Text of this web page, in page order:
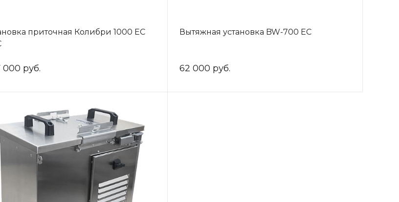
приточная Колибри 1000 ЕС
000 руб.
Вытяжная установка BW-700 EC
62 000 руб.